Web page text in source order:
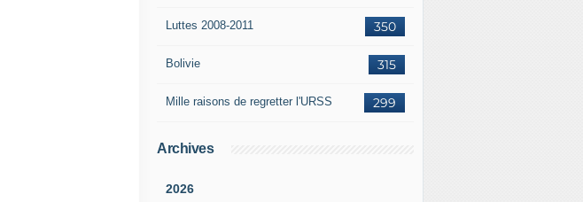
350
Luttes 2008-2011
315
Bolivie
299
Mille raisons de regretter l'URSS
Archives
2026